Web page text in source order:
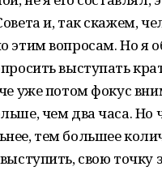
и, так скажем,
этим вопросам. Но я
выступать
уже потом фокус
чем два часа. Но
тем большее
свою